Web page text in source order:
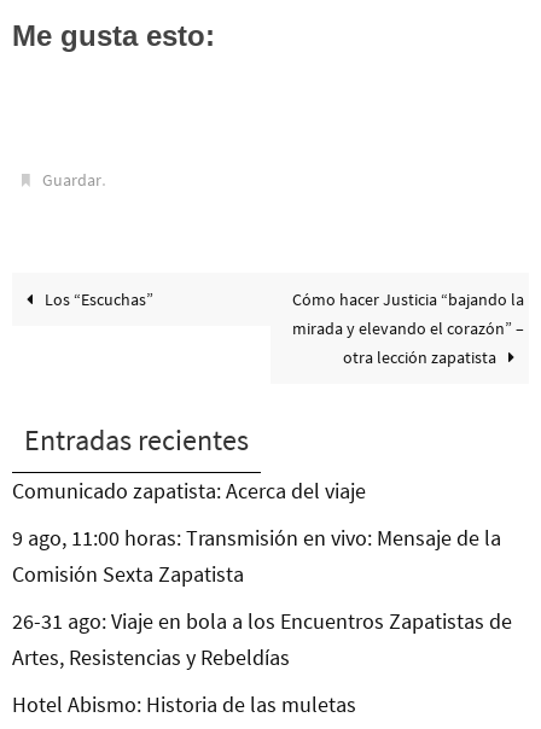
Me gusta esto:
Guardar.
Los “Escuchas”
Cómo hacer Justicia “bajando la
mirada y elevando el corazón” –
otra lección zapatista
Entradas recientes
Comunicado zapatista: Acerca del viaje
9 ago, 11:00 horas: Transmisión en vivo: Mensaje de la
Comisión Sexta Zapatista
26-31 ago: Viaje en bola a los Encuentros Zapatistas de
Artes, Resistencias y Rebeldías
Hotel Abismo: Historia de las muletas